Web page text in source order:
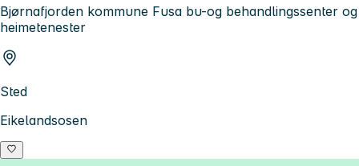
Bjørnafjorden kommune Fusa bu-og behandlingssenter og
heimetenester
Sted
Eikelandsosen